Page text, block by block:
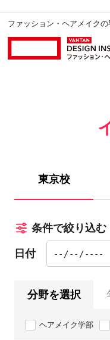
ファッション・ヘアメイク
東京校
条件で絞り込む
日付
分野を選択
ヘアメイク学部